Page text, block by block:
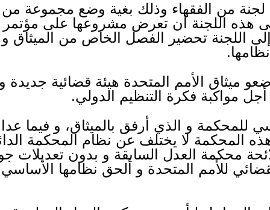
من الفقهاء وذلك بغية وضع مجموعة من
هذه اللجنة أن تعرض مشروعها على
عهد إلى اللجنة تحضير الفصل الخاص من
أنشأ واضعو ميثاق الأمم المتحدة هيئة قضائية
مواكبة فكرة التنظيم الدولي.
و الذي أرفق بالميثاق، و فيما
المحكمة لا يختلف عن نظام المحكمة
محكمة العدل السابقة و بدون تعديلات
للأمم المتحدة و ألحق نظامها الأساسي